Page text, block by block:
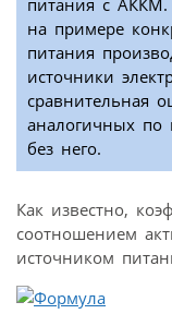
питания с
на примере
питания
источники
сравнительная
аналогичных
без него.
Как известно,
соотношением
источником